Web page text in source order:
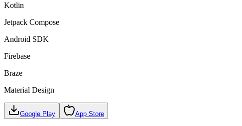
Kotlin
Jetpack Compose
Android SDK
Firebase
Braze
Material Design
Google Play App Store